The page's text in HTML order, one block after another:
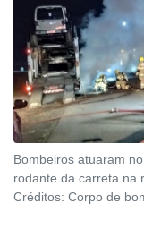
Bombeiros atuaram
rodante da carreta na
Créditos: Corpo de